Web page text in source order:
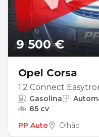
9 500 €
Opel Corsa
1.2 Connect
Gasolina
85 cv
PP Auto
Olhão